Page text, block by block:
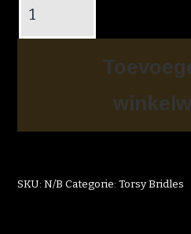
SKU:N/B Categorie:Torsy Bridles